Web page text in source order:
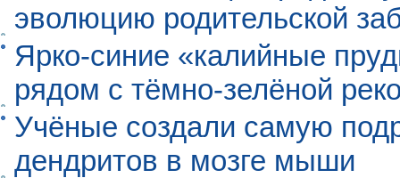
эволюцию родительской
Ярко-синие «калийные
рядом с тёмно-зелёной
Учёные создали самую
дендритов в мозге мыши